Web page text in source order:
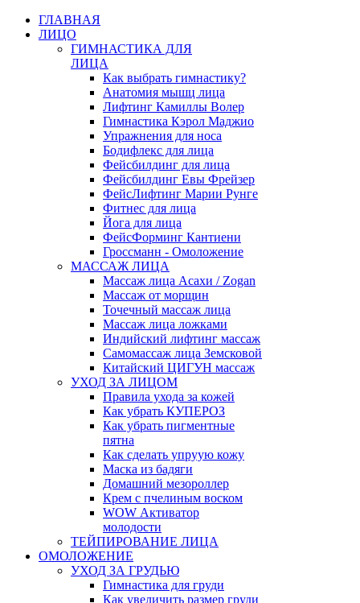
ГЛАВНАЯ
ЛИЦО
ГИМНАСТИКА ДЛЯ
ЛИЦА
Как выбрать гимнастику?
Анатомия мышц лица
Лифтинг Камиллы Волер
Гимнастика Кэрол Маджио
Упражнения для носа
Бодифлекс для лица
Фейсбилдинг для лица
Фейсбилдинг Евы Фрейзер
ФейсЛифтинг Марии Рунге
Фитнес для лица
Йога для лица
ФейсФорминг Кантиени
Гроссманн - Омоложение
МАССАЖ ЛИЦА
Массаж лица Асахи / Zogan
Массаж от морщин
Точечный массаж лица
Массаж лица ложками
Индийский лифтинг массаж
Самомассаж лица Земсковой
Китайский ЦИГУН массаж
УХОД ЗА ЛИЦОМ
Правила ухода за кожей
Как убрать КУПЕРОЗ
Как убрать пигментные
пятна
Как сделать упруую кожу
Маска из бадяги
Домашний мезороллер
Крем с пчелиным воском
WOW Активатор
молодости
ТЕЙПИРОВАНИЕ ЛИЦА
ОМОЛОЖЕНИЕ
УХОД ЗА ГРУДЬЮ
Гимнастика для груди
Как увеличить размер груди